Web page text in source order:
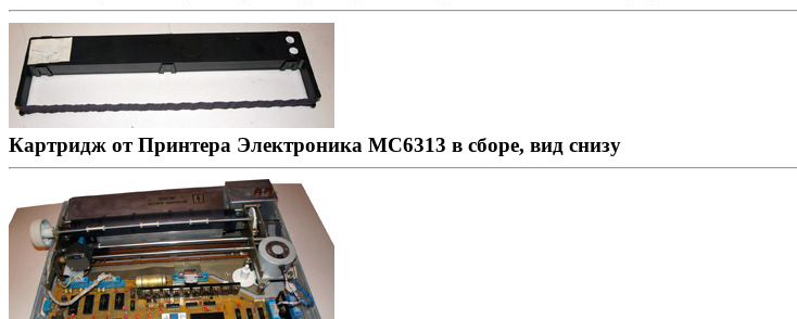
Картридж от Принтера Электроника МС6313 в сборе, вид снизу